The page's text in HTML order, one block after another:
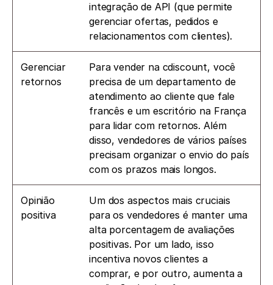
integração de API (que permite
gerenciar ofertas, pedidos e
relacionamentos com clientes).
Gerenciar
retornos
Para vender na cdiscount, você
precisa de um departamento de
atendimento ao cliente que fale
francês e um escritório na França
para lidar com retornos. Além
disso, vendedores de vários países
precisam organizar o envio do país
com os prazos mais longos.
Opinião
positiva
Um dos aspectos mais cruciais
para os vendedores é manter uma
alta porcentagem de avaliações
positivas. Por um lado, isso
incentiva novos clientes a
comprar, e por outro, aumenta a